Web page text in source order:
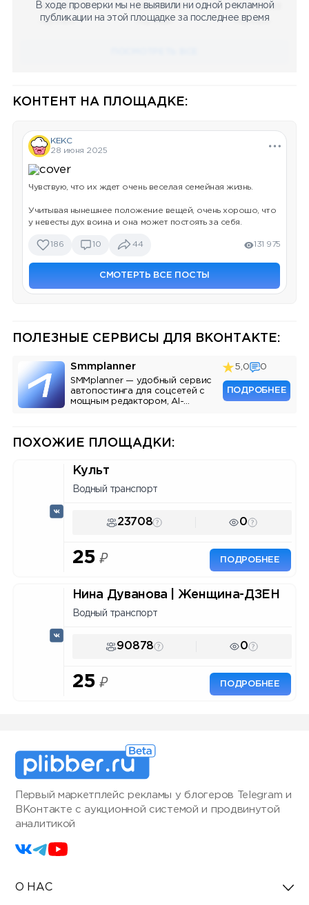
08.05.2023
Научный
08.05.2023
Научный
08.05.2023
Научный
В ходе проверки мы не выявили ни одной рекламной
публикации на этой площадке за последнее время
КОНТЕНТ НА ПЛОЩАДКЕ:
КЕКС
28 июня 2025
Чувствую, что их ждет очень веселая семейная жизнь.
Учитывая нынешнее положение вещей, очень хорошо, что
у невесты дух воина и она может постоять за себя.
186 10 44 131 975
СМОТЕРТЬ ВСЕ ПОСТЫ
ПОЛЕЗНЫЕ СЕРВИСЫ ДЛЯ ВКОНТАКТЕ:
Smmplanner
SMMplanner — удобный сервис
автопостинга для соцсетей с
мощным редактором, AI-
5,0 0
ПОДРОБНЕЕ
ПОХОЖИЕ ПЛОЩАДКИ:
Культ
Водный транспорт
23708 0
25 ₽ ПОДРОБНЕЕ
Нина Дуванова | Женщина-ДЗЕН
Водный транспорт
90878 0
25 ₽ ПОДРОБНЕЕ
Первый маркетплейс рекламы у блогеров Telegram и
ВКонтакте с аукционной системой и продвинутой
аналитикой
О НАС